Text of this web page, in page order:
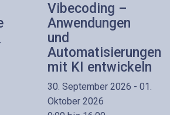
Vibecoding –
Anwendungen
und
Automatisierungen
mit KI entwickeln
30. September 2026 - 01.
Oktober 2026